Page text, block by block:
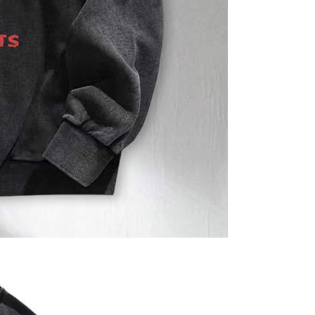
sebenar, bilangan ansuran dan jumlah bayaran
halaman pengesahan transaksi seterusnya.
30 minit selepas pesanan ditubuhkan, jika tidak pergi
transaksi atau jika tidak lulus semakan, pesanan
secara automatik. Jika terdapat situasi "pindah untuk
yang tidak lulus, ini menunjukkan bahawa sistem
mencukupi, tiada penjelasan mengenai kandungan
diberikan.
Kaedah Pembayaran】
ansuran tidak digabungkan dalam bil telekomunikasi,
Ansuran Gogo" akan menghantar SMS peringatan
selepas tarikh penyelesaian bulanan.
SMS untuk membuka bil, anda boleh memilih untuk
"Kod bar kedai serbaneka / Kedai rasmi Taiwan
bank / Pembayaran J街口 / iPASS MONEY" dan
】
jual/beli ansuran kepada syarikat ini untuk membayar bil
bil syarikat ini.
tujuan kontrak persetujuan pembayaran menggunakan